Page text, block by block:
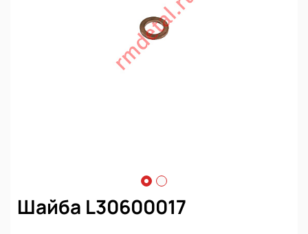
Шайба L30600017